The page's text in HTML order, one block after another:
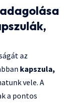
az
kapszula,
vele. A
a pontos